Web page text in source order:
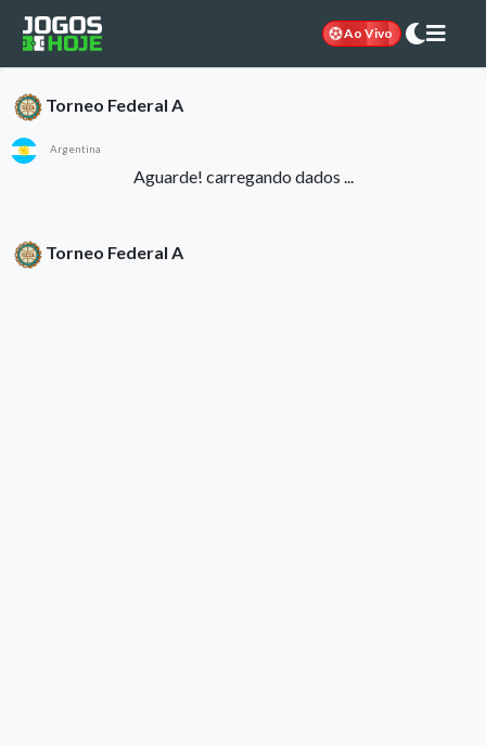
Ao Vivo
Torneo Federal A
Argentina
Aguarde! carregando dados ...
Torneo Federal A